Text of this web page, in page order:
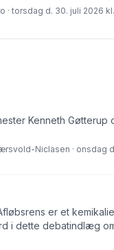
100 år siden.
· torsdag d. 30. juli 2026
Kenneth Gøtterup
Niclasen · onsdag
er et
i dette debatindlæg